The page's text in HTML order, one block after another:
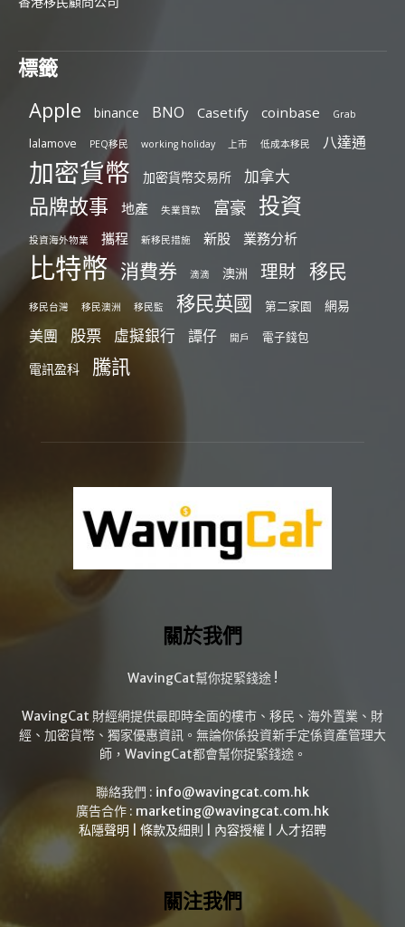
標籤
Apple binance BNO Casetify coinbase Grab
lalamove PEQ移民 working holiday 上市 低成本移民 八達通
加密貨幣 加密貨幣交易所 加拿大
品牌故事 地產 失業貸款 富豪 投資
投資海外物業 攜程 新移民措施 新股 業務分析
比特幣 消費券 滴滴 澳洲 理財 移民
移民台灣 移民澳洲 移民監 移民英國 第二家園 網易
美團 股票 虛擬銀行 譚仔 開戶 電子錢包
電訊盈科 騰訊
關於我們
WavingCat幫你捉緊錢途 !
WavingCat 財經網提供最即時全面的樓市、移民、海外置業、財
經、加密貨幣、獨家優惠資訊。無論你係投資新手定係資產管理大
師，WavingCat都會幫你捉緊錢途。
聯絡我們 : info@wavingcat.com.hk
廣告合作 : marketing@wavingcat.com.hk
私隱聲明
條款及細則 內容授權 人才招聘
關注我們